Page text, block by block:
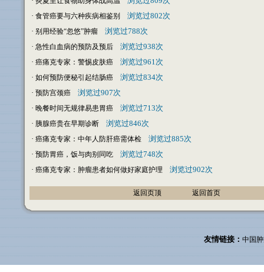
· 食管癌要与六种疾病相鉴别
浏览过802次
· 别用经验“忽悠”肿瘤
浏览过788次
· 急性白血病的预防及预后
浏览过938次
· 癌痛克专家：警惕皮肤癌
浏览过961次
· 如何预防便秘引起结肠癌
浏览过834次
· 预防宫颈癌
浏览过907次
· 晚餐时间无规律易患胃癌
浏览过713次
· 胰腺癌贵在早期诊断
浏览过846次
· 癌痛克专家：中年人防肝癌需体检
浏览过885次
· 预防胃癌，饭与肉别同吃
浏览过748次
· 癌痛克专家：肿瘤患者如何做好家庭护理 浏览过902次
返回页顶 返回首页
友情链接： 中国